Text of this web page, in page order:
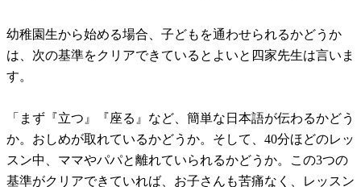
幼稚園生から始める場合、子どもを通わせられるかどうか
は、次の基準をクリアできているとよいと四家先生は言いま
す。
「まず『立つ』『座る』など、簡単な日本語が伝わるかどう
か。おしめが取れているかどうか。そして、40分ほどのレッ
スン中、ママやパパと離れていられるかどうか。この3つの
基準がクリアできていれば、お子さんも苦痛なく、レッスン